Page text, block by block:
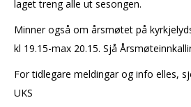
laget treng alle ut sesongen.
Minner også om årsmøtet på
kl 19.15-max 20.15. Sjå
For tidlegare meldingar og info elles,
UKS